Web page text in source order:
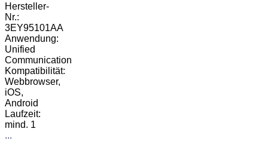
Hersteller-
Nr.:
3EY95101AA
Anwendung:
Unified
Communication
Kompatibilität:
Webbrowser,
iOS,
Android
Laufzeit:
mind. 1
...